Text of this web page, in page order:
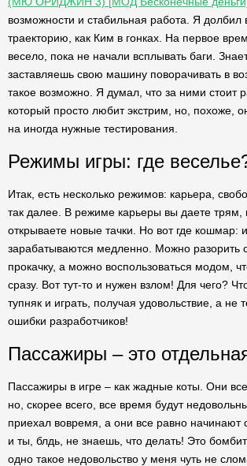
возможности и стабильная работа. Я долбил
траекторию, как Ким в гонках. На первое
весело, пока не начали всплывать баги.
заставляешь свою машину поворачивать в
такое возможно. Я думал, что за ними стоит
который просто любит экстрим, но, похоже,
на иногда нужные тестирования.
Режимы игры: где
Итак, есть несколько режимов: карьера,
так далее. В режиме карьеры вы даете трям,
открываете новые тачки. Но вот где кошмар:
зарабатываются медленно. Можно разорить
прокачку, а можно воспользоваться модом,
сразу. Вот тут-то и нужен взлом! Для чего?
тупняк и играть, получая удовольствие, а не
ошибки разработчиков!
Пассажиры – это
Пассажиры в игре – как жадные коты. Они
но, скорее всего, все время будут
приехал вовремя, а они все равно начинают
и ты, блдь, не знаешь, что делать! Это
одно такое недовольство у меня чуть не